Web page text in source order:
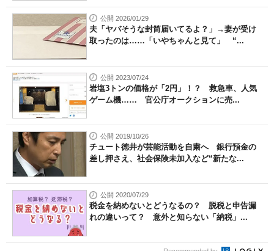
公開 2026/01/29
夫「ヤバそうな封筒届いてるよ？」→妻が受け
取ったのは……「いやちゃんと見て」 “...
公開 2023/07/24
岩塩3トンの価格が「2円」！？ 救急車、人気
ゲーム機…… 官公庁オークションに売...
公開 2019/10/26
チュート徳井が芸能活動を自粛へ 銀行預金の
差し押さえ、社会保険未加入など“新たな...
公開 2020/07/29
税金を納めないとどうなるの？ 脱税と申告漏
れの違いって？ 意外と知らない「納税」...